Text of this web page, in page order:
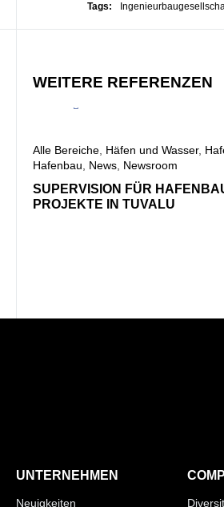
Tags:
WEITERE REFERENZEN
Alle Bereiche Häfen und Wasser,
Hafenbau
News Newsroom
SUPERVISION FÜR
PROJEKTE IN TUVALU
UNTERNEHMEN
Neuigkeiten